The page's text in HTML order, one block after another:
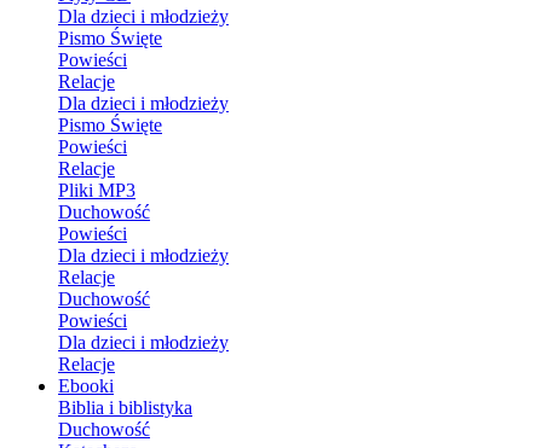
Dla dzieci i młodzieży
Pismo Święte
Powieści
Relacje
Dla dzieci i młodzieży
Pismo Święte
Powieści
Relacje
Pliki MP3
Duchowość
Powieści
Dla dzieci i młodzieży
Relacje
Duchowość
Powieści
Dla dzieci i młodzieży
Relacje
Ebooki
Biblia i biblistyka
Duchowość